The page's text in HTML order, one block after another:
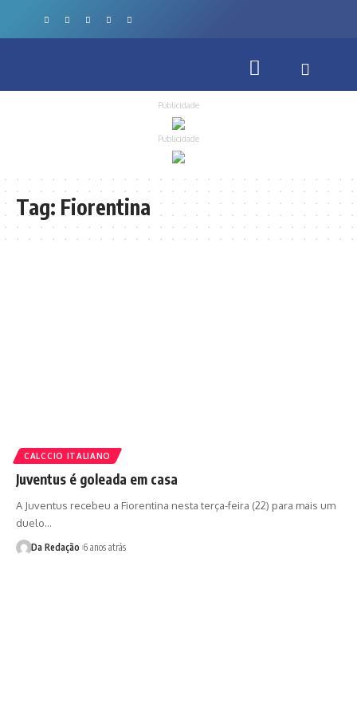
Publicidade
Publicidade
Tag: Fiorentina
CALCCIO ITALIANO
Juventus é goleada em casa
A Juventus recebeu a Fiorentina nesta terça-feira (22) para mais um
duelo…
Da Redação 6 anos atrás